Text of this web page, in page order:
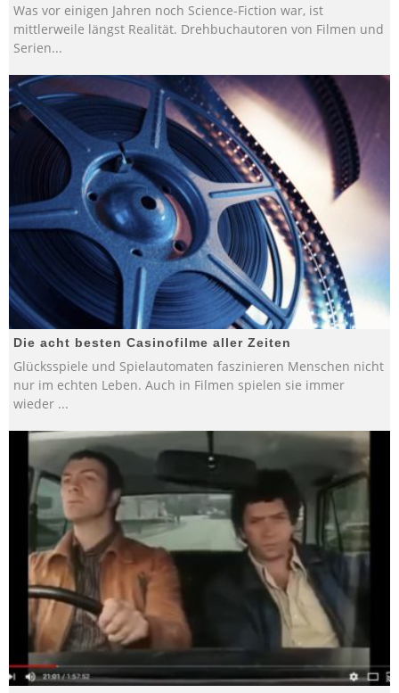
Was vor einigen Jahren noch Science-Fiction war, ist
mittlerweile längst Realität. Drehbuchautoren von Filmen und
Serien...
Die acht besten Casinofilme aller Zeiten
Glücksspiele und Spielautomaten faszinieren Menschen nicht
nur im echten Leben. Auch in Filmen spielen sie immer
wieder ...